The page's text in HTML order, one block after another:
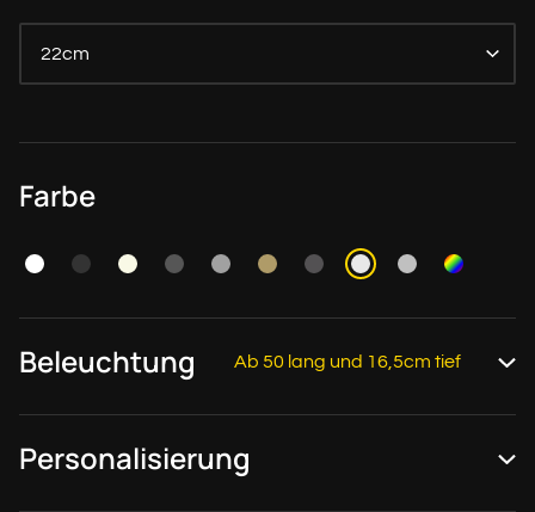
22cm
Farbe
Beleuchtung Ab 50 lang und 16,5cm tief
Personalisierung